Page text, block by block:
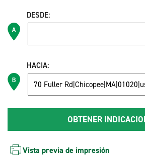
DESDE:
HACIA:
Vista previa de impresión